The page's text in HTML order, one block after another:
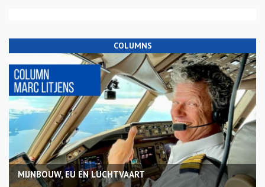
COLUMNS
MIJNBOUW, EU EN LUCHTVAART